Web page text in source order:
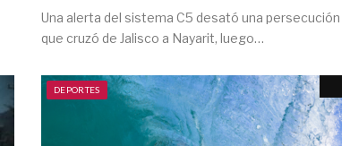
Una alerta del sistema C5 desató una persecución
que cruzó de Jalisco a Nayarit, luego…
DEPORTES